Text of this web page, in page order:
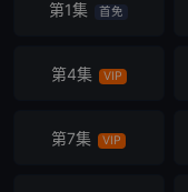
第1集 首免
第4集 VIP
第7集 VIP